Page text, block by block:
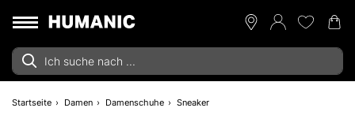
Startseite Damen Damenschuhe Sneaker